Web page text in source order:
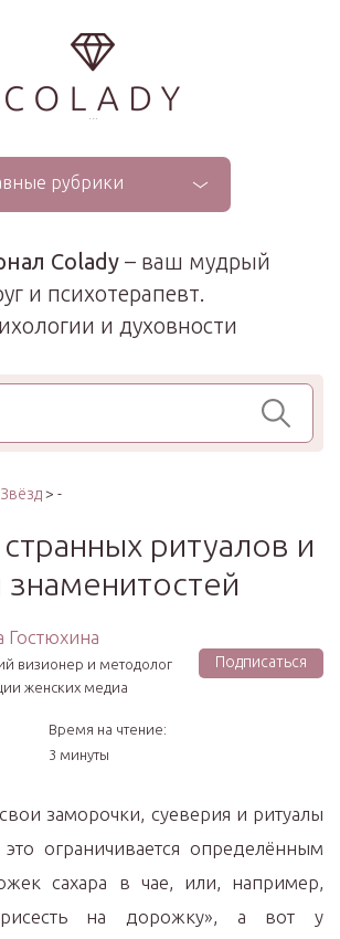
...
рубрики
Colady – ваш мудрый
и психотерапевт.
и духовности
сайту
> -
ритуалов и
знаменитостей
Гостюхина
визионер и методолог
женских медиа
Подписаться
Время на чтение:
3 минуты
заморочки, суеверия и ритуалы
ограничивается определённым
сахара в чае, или, например,
на дорожку», а вот у